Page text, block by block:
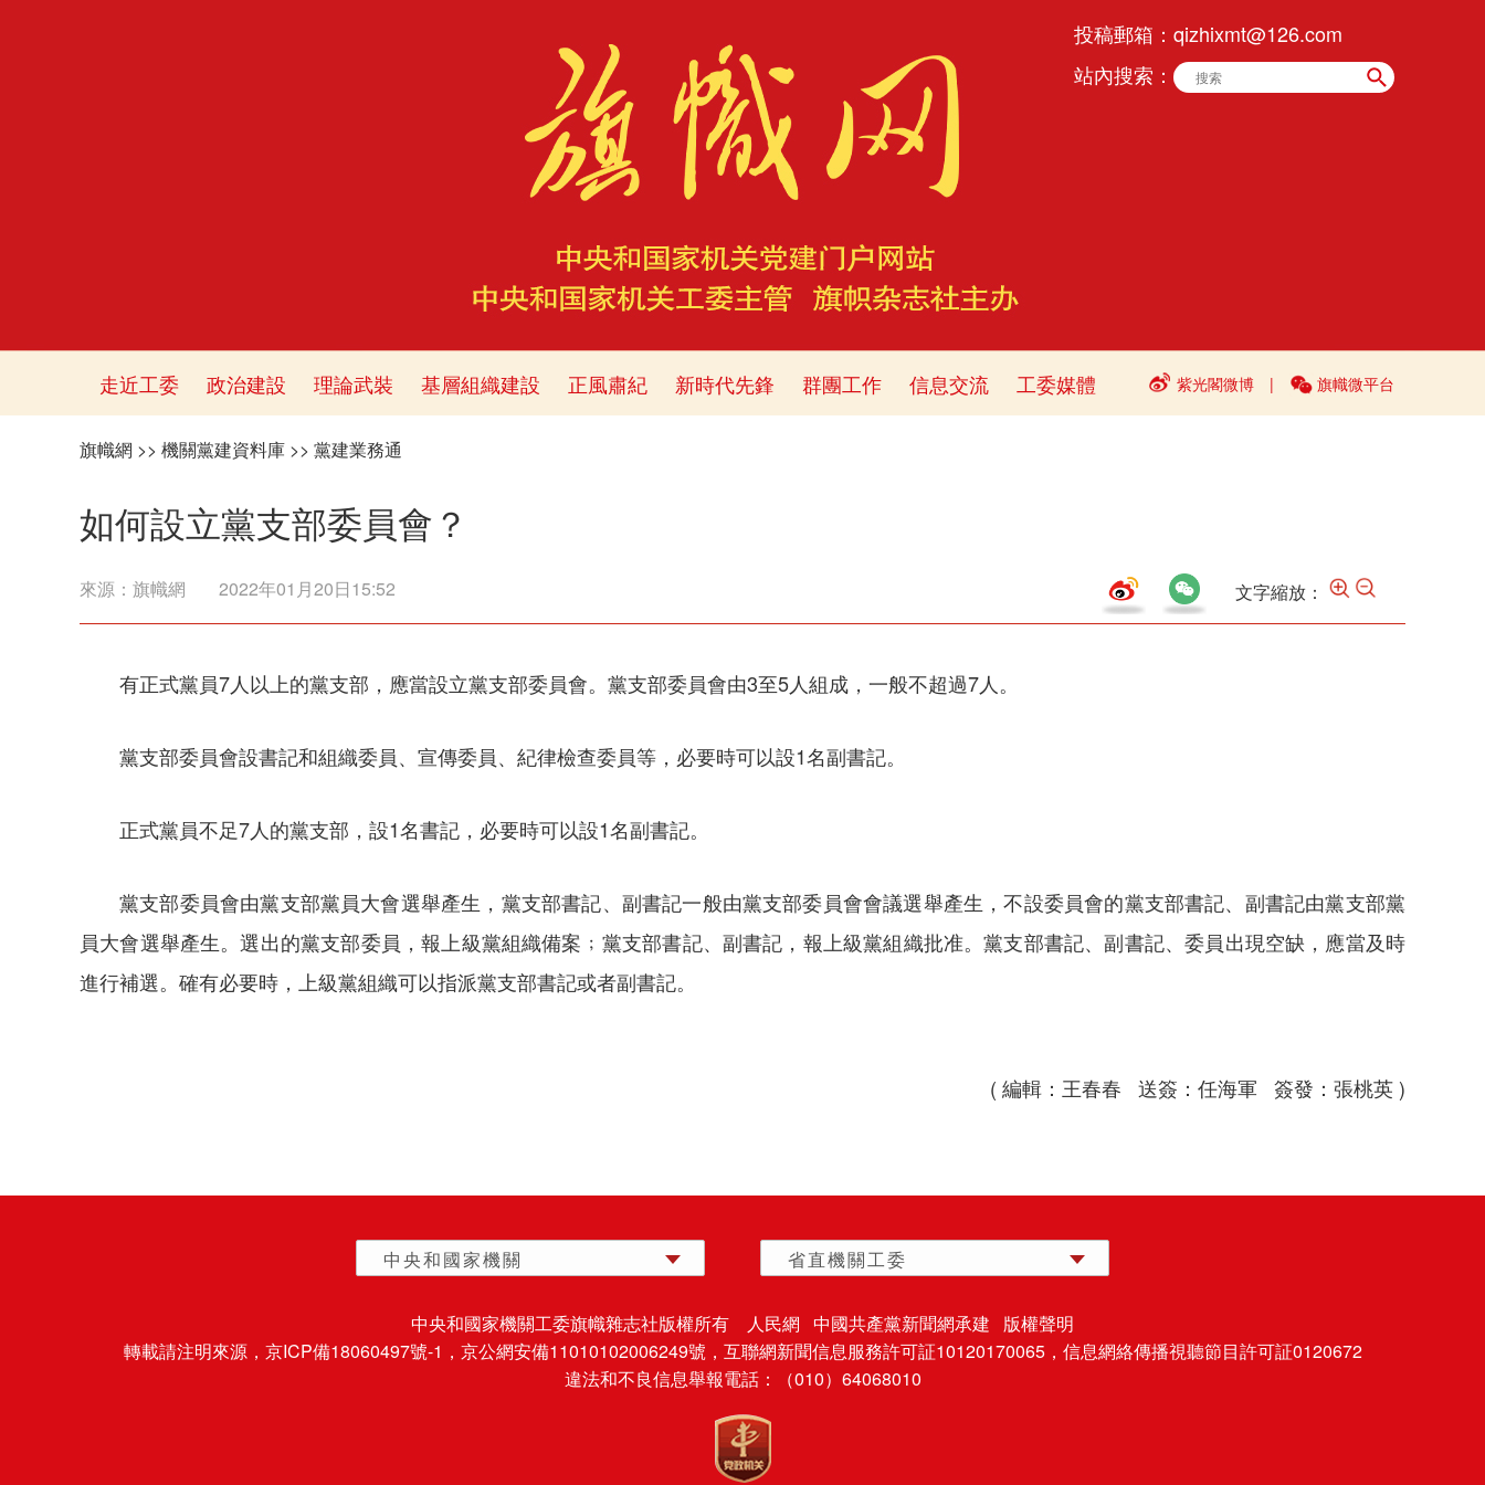
投稿郵箱： qizhixmt@126.com
站內搜索：
走近工委 政治建設 理論武裝 基層組織建設 正風肅紀 新時代先鋒 群團工作 信息交流 工委媒體 紫光閣微博 | 旗幟微平台
旗幟網 >> 機關黨建資料庫 >> 黨建業務通
如何設立黨支部委員會？
來源： 旗幟網 2022年01月20日15:52 文字縮放：
有正式黨員7人以上的黨支部，應當設立黨支部委員會。黨支部委員會由3至5人組成，一般不超過7人。
黨支部委員會設書記和組織委員、宣傳委員、紀律檢查委員等，必要時可以設1名副書記。
正式黨員不足7人的黨支部，設1名書記，必要時可以設1名副書記。
黨支部委員會由黨支部黨員大會選舉產生，黨支部書記、副書記一般由黨支部委員會會議選舉產生，不設委員會的黨支部書記、副書記由黨支部黨
員大會選舉產生。選出的黨支部委員，報上級黨組織備案﹔黨支部書記、副書記，報上級黨組織批准。黨支部書記、副書記、委員出現空缺，應當及時
進行補選。確有必要時，上級黨組織可以指派黨支部書記或者副書記。
( 編輯：王春春 送簽：任海軍 簽發：張桃英 )
中央和國家機關 省直機關工委
中央和國家機關工委旗幟雜志社版權所有 人民網 中國共產黨新聞網承建 版權聲明
轉載請注明來源， 京ICP備18060497號-1 ，京公網安備11010102006249號， 互聯網新聞信息服務許可証10120170065， 信息網絡傳播視聽節目許可証0120672
違法和不良信息舉報電話：（010）64068010